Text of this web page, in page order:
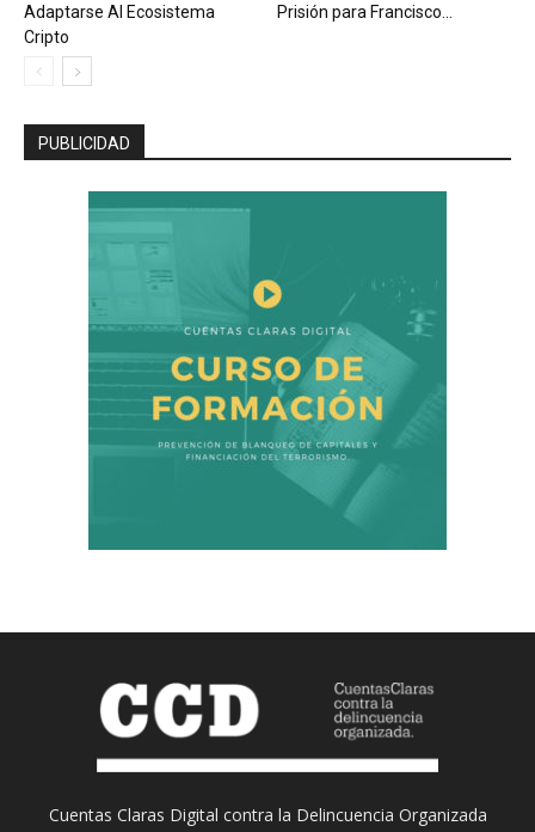
Adaptarse Al Ecosistema
Cripto
Prisión para Francisco...
PUBLICIDAD
Cuentas Claras Digital contra la Delincuencia Organizada